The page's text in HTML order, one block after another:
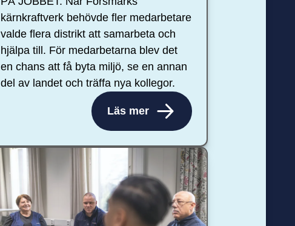
kärnkraftverk behövde fler medarbetare
valde flera distrikt att samarbeta och
hjälpa till. För medarbetarna blev det
en chans att få byta miljö, se en annan
del av landet och träffa nya kollegor.
Läs mer